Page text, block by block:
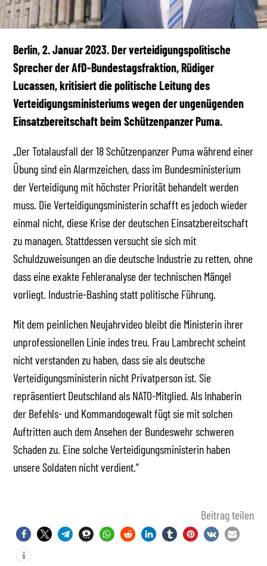
Berlin, 2. Januar 2023. Der verteidigungspolitische
Sprecher der AfD-Bundestagsfraktion, Rüdiger
Lucassen, kritisiert die politische Leitung des
Verteidigungsministeriums wegen der ungenügenden
Einsatzbereitschaft beim Schützenpanzer Puma.
„Der Totalausfall der 18 Schützenpanzer Puma während einer
Übung sind ein Alarmzeichen, dass im Bundesministerium
der Verteidigung mit höchster Priorität behandelt werden
muss. Die Verteidigungsministerin schafft es jedoch wieder
einmal nicht, diese Krise der deutschen Einsatzbereitschaft
zu managen. Stattdessen versucht sie sich mit
Schuldzuweisungen an die deutsche Industrie zu retten, ohne
dass eine exakte Fehleranalyse der technischen Mängel
vorliegt. Industrie-Bashing statt politische Führung.
Mit dem peinlichen Neujahrvideo bleibt die Ministerin ihrer
unprofessionellen Linie indes treu. Frau Lambrecht scheint
nicht verstanden zu haben, dass sie als deutsche
Verteidigungsministerin nicht Privatperson ist. Sie
repräsentiert Deutschland als NATO-Mitglied. Als Inhaberin
der Befehls- und Kommandogewalt fügt sie mit solchen
Auftritten auch dem Ansehen der Bundeswehr schweren
Schaden zu. Eine solche Verteidigungsministerin haben
unsere Soldaten nicht verdient.“
Beitrag teilen